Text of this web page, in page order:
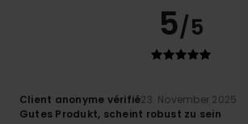
5/5
Client anonyme vérifié23. November 2025
Gutes Produkt, scheint robust zu sein